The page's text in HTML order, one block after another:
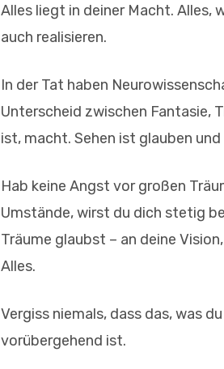
Alles liegt in deiner Macht. Alles,
auch realisieren.
In der Tat haben
Unterscheid zwischen Fantasie,
ist, macht. Sehen ist glauben
Hab keine Angst vor großen
Umstände, wirst du dich stetig
Träume glaubst – an deine
Alles.
Vergiss niemals, dass das, was
vorübergehend ist.